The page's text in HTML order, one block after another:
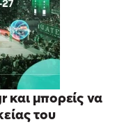
μπορείς να
του